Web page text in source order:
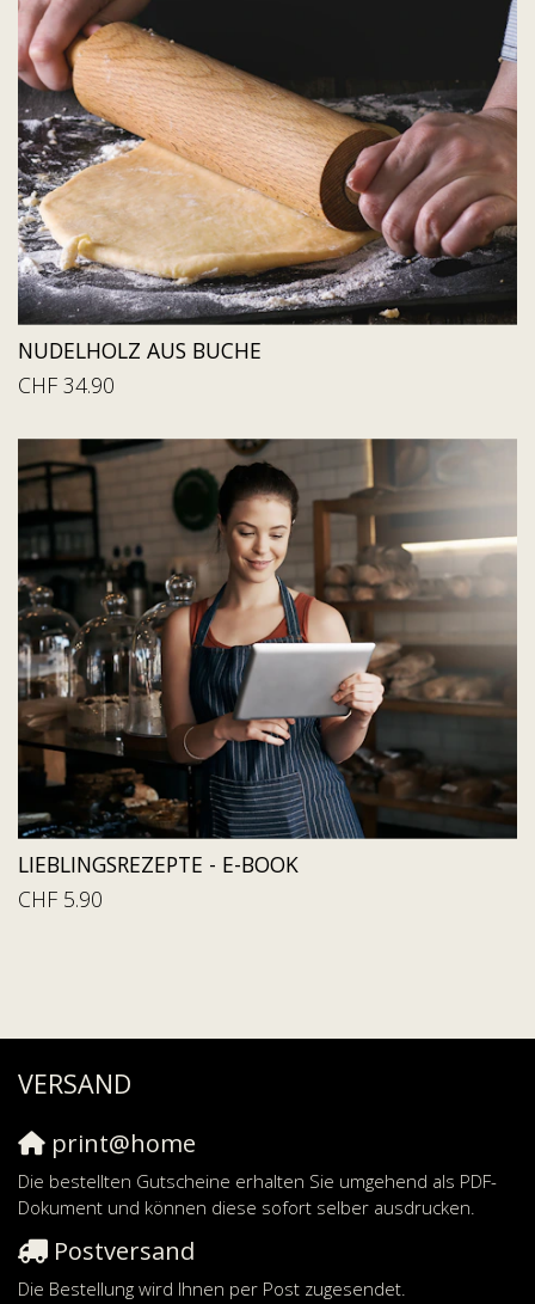
NUDELHOLZ AUS BUCHE
CHF 34.90
LIEBLINGSREZEPTE - E-BOOK
CHF 5.90
VERSAND
print@home
Die bestellten Gutscheine erhalten Sie umgehend als PDF-
Dokument und können diese sofort selber ausdrucken.
Postversand
Die Bestellung wird Ihnen per Post zugesendet.